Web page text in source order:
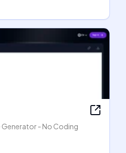
Generator - No Coding